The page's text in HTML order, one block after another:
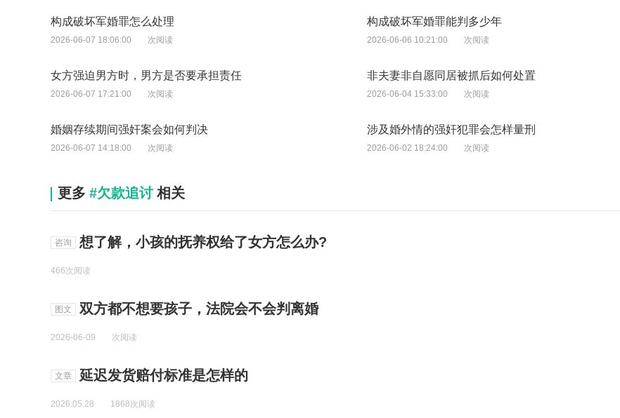
构成破坏军婚罪怎么处理
2026-06-07 18:06:00 次阅读
女方强迫男方时，男方是否要承担责任
2026-06-07 17:21:00 次阅读
婚姻存续期间强奸案会如何判决
2026-06-07 14:18:00 次阅读
构成破坏军婚罪能判多少年
2026-06-06 10:21:00 次阅读
非夫妻非自愿同居被抓后如何处置
2026-06-04 15:33:00 次阅读
涉及婚外情的强奸犯罪会怎样量刑
2026-06-02 18:24:00 次阅读
更多 #欠款追讨 相关
咨询 想了解，小孩的抚养权给了女方怎么办?
466次阅读
图文 双方都不想要孩子，法院会不会判离婚
2026-06-09 次阅读
文章 延迟发货赔付标准是怎样的
2026.05.28 1868次阅读